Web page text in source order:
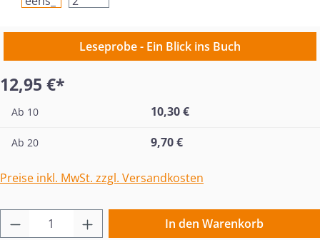
Leseprobe - Ein Blick ins Buch
12,95 €*
Ab 10 10,30 €
Ab 20 9,70 €
Preise inkl. MwSt. zzgl. Versandkosten
Produkt Anzahl: Gib den gewünschten
In den Warenkorb